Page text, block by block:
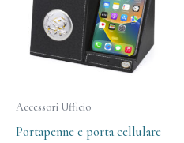
Accessori Ufficio
Portapenne e porta cellulare